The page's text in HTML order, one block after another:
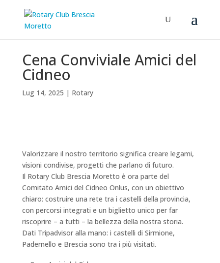
Cena Conviviale Amici del
Cidneo
Lug 14, 2025 | Rotary
Valorizzare il nostro territorio significa creare legami,
visioni condivise, progetti che parlano di futuro.
Il Rotary Club Brescia Moretto è ora parte del
Comitato Amici del Cidneo Onlus, con un obiettivo
chiaro: costruire una rete tra i castelli della provincia,
con percorsi integrati e un biglietto unico per far
riscoprire – a tutti – la bellezza della nostra storia.
Dati Tripadvisor alla mano: i castelli di Sirmione,
Padernello e Brescia sono tra i più visitati.